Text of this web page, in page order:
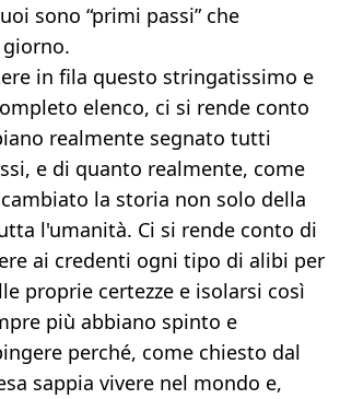
sono “primi passi” che
in fila questo stringatissimo e
elenco, ci si rende conto
realmente segnato tutti
e di quanto realmente, come
la storia non solo della
l'umanità. Ci si rende conto di
ai credenti ogni tipo di alibi per
proprie certezze e isolarsi così
più abbiano spinto e
perché, come chiesto dal
sappia vivere nel mondo e,